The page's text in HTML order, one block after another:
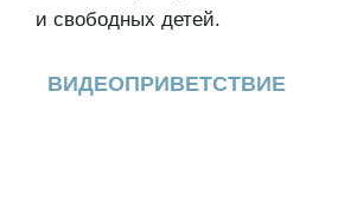
и свободных детей.
ВИДЕОПРИВЕТСТВИЕ